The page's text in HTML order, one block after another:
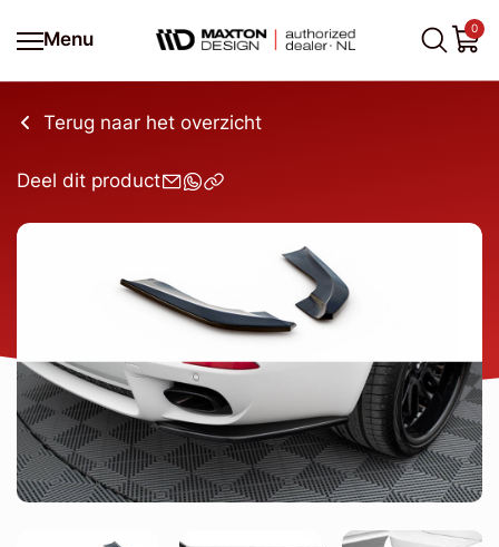
Menu
0
Terug naar het overzicht
Deel dit product